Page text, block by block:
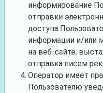
информирование
отправки
доступа
информации и/или
на веб-сайте;
отправка писем
Оператор имеет
Пользователю